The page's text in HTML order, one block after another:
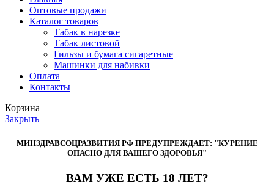
Оптовые продажи
Каталог товаров
Табак в нарезке
Табак листовой
Гильзы и бумага сигаретные
Машинки для набивки
Оплата
Контакты
Корзина
Закрыть
МИНЗДРАВСОЦРАЗВИТИЯ РФ ПРЕДУПРЕЖДАЕТ: "КУРЕНИЕ
ОПАСНО ДЛЯ ВАШЕГО ЗДОРОВЬЯ"
ВАМ УЖЕ ЕСТЬ 18 ЛЕТ?